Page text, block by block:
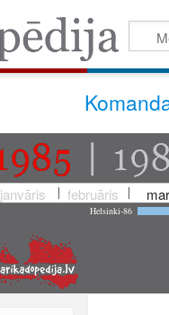
janvāris februāris
Helsinki-86